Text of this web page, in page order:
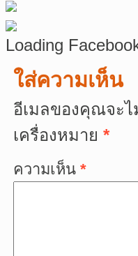
Loading
ใส่ความเห็น
อีเมลของคุณจะ
เครื่องหมาย *
ความเห็น *